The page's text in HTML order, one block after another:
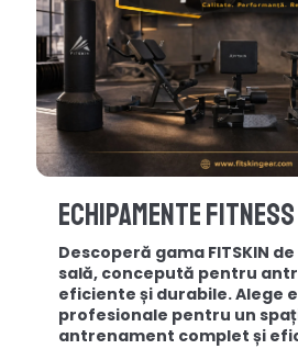
Echipamente Fitness
Descoperă gama FITSKIN
sală, concepută pentru
eficiente și durabile. Alege
profesionale pentru un
antrenament complet și